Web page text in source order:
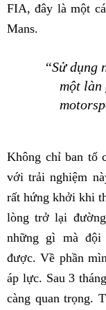
FIA, đây là một
Mans.
“Sử dụng
một
Không chỉ ban tổ
với trải nghiệm
rất hứng khởi khi
lòng trở lại
những gì mà
được. Về phần
áp lực. Sau 3
càng quan trọng.